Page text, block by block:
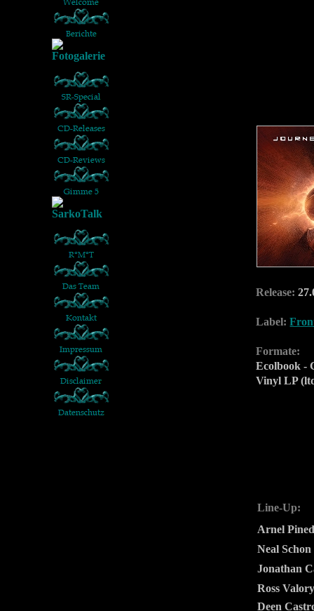
Release:
Label:
Formate:
Ecolbook -
Vinyl LP
Line-Up:
Arnel
Neal Schon
Jonathan
Ross
Deen